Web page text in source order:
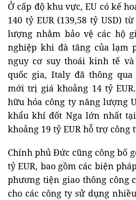
Ở cấp độ khu vực, EU có kế
140 tỷ EUR (139,58 tỷ USD)
lượng nhằm bảo vệ các hộ
nghiệp khi đà tăng của lạm
nguy cơ suy thoái kinh tế
quốc gia, Italy đã thông
mới trị giá khoảng 14 tỷ
hữu hóa công ty năng lượng
khẩu khí đốt Nga lớn nhất
khoảng 19 tỷ EUR hỗ trợ công
Chính phủ Đức cũng công bố
tỷ EUR, bao gồm các biện
phương tiện giao thông công
cho các công ty sử dụng